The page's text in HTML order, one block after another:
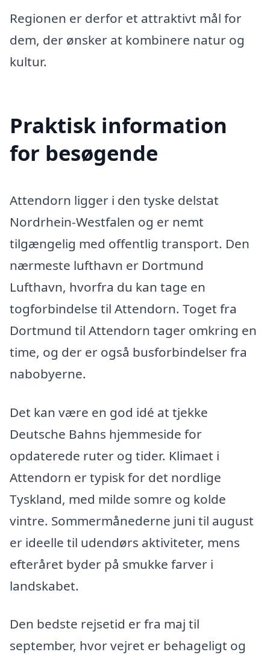
Regionen er derfor et attraktivt mål for
dem, der ønsker at kombinere natur og
kultur.
Praktisk information
for besøgende
Attendorn ligger i den tyske delstat
Nordrhein-Westfalen og er nemt
tilgængelig med offentlig transport. Den
nærmeste lufthavn er Dortmund
Lufthavn, hvorfra du kan tage en
togforbindelse til Attendorn. Toget fra
Dortmund til Attendorn tager omkring en
time, og der er også busforbindelser fra
nabobyerne.
Det kan være en god idé at tjekke
Deutsche Bahns hjemmeside for
opdaterede ruter og tider. Klimaet i
Attendorn er typisk for det nordlige
Tyskland, med milde somre og kolde
vintre. Sommermånederne juni til august
er ideelle til udendørs aktiviteter, mens
efteråret byder på smukke farver i
landskabet.
Den bedste rejsetid er fra maj til
september, hvor vejret er behageligt og